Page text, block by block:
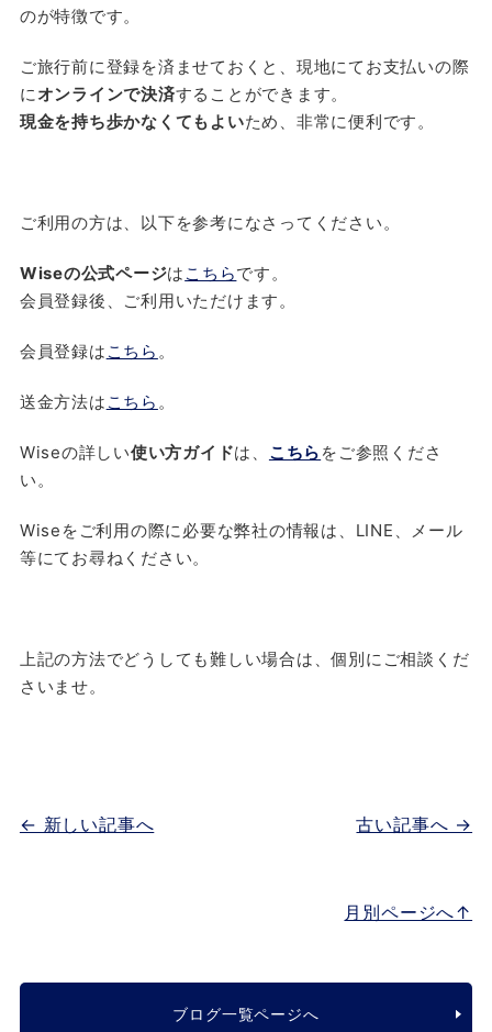
のが特徴です。
ご旅行前に登録を済ませておくと、現地にてお支払いの際
にオンラインで決済することができます。
現金を持ち歩かなくてもよいため、非常に便利です。
ご利用の方は、以下を参考になさってください。
Wiseの公式ページは こちらです。
会員登録後、ご利用いただけます。
会員登録は こちら 。
送金方法は こちら 。
Wiseの詳しい使い方ガイドは、 こちら をご参照くださ
い。
Wiseをご利用の際に必要な弊社の情報は、LINE、メール
等にてお尋ねください。
上記の方法でどうしても難しい場合は、個別にご相談くだ
さいませ。
古い記事へ →
← 新しい記事へ
月別ページへ↑
ブログ一覧ページへ